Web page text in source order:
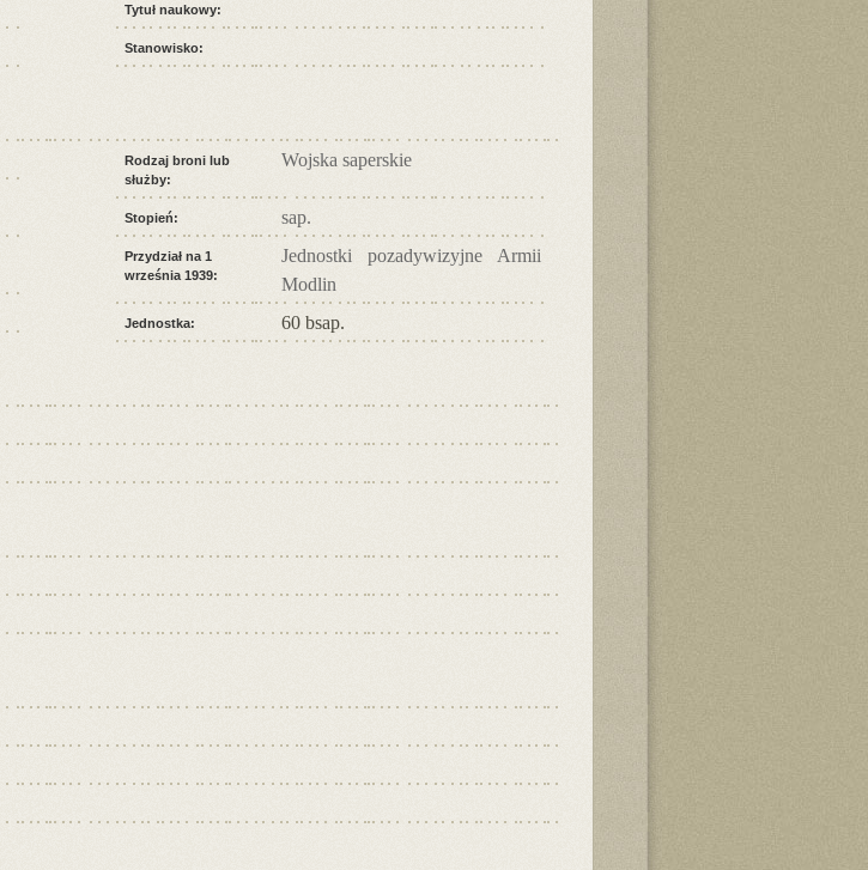
Tytuł naukowy:
Stanowisko:
Rodzaj broni lub
służby:
Wojska saperskie
Stopień: sap.
Przydział na 1
września 1939:
Jednostki pozadywizyjne Armii
Modlin
Jednostka: 60 bsap.